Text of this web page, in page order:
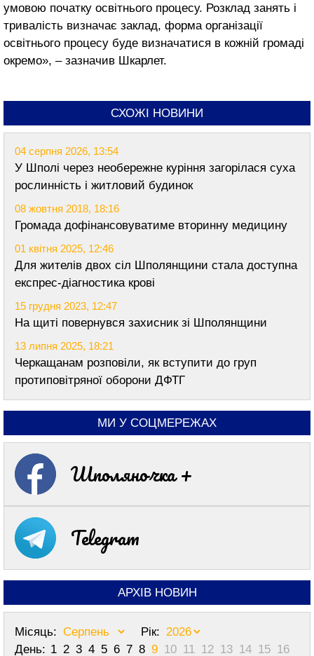
умовою початку освітнього процесу. Розклад занять і
тривалість визначає заклад, форма організації
освітнього процесу буде визначатися в кожній громаді
окремо», – зазначив Шкарлет.
СХОЖІ НОВИНИ
04 серпня 2026, 13:54
У Шполі через необережне куріння загорілася суха
рослинність і житловий будинок
08 жовтня 2018, 18:16
Громада дофінансовуватиме вторинну медицину
01 квітня 2025, 12:46
Для жителів двох сіл Шполянщини стала доступна
експрес-діагностика крові
15 грудня 2023, 12:47
На щиті повернувся захисник зі Шполянщини
13 липня 2025, 18:21
Черкащанам розповіли, як вступити до груп
протиповітряної оборони ДФТГ
МИ У СОЦМЕРЕЖАХ
Шполяночка +
Telegram
АРХІВ НОВИН
Місяць:
Рік:
День: 1 2 3 4 5 6 7 8 9 10 11 12 13 14 15 16